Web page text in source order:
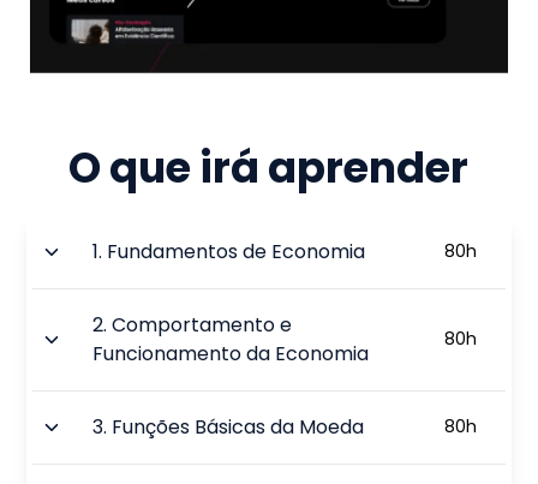
O que irá aprender
1. Fundamentos de Economia 80h
2.Comportamento e
Funcionamento da Economia
80h
3. Funções Básicas da Moeda 80h